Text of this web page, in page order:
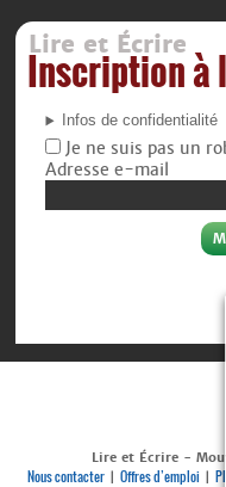
Lire et Écrire
Inscription à
Infos de confidentialité
Je ne suis pas un
Adresse e-mail
Lire et Écrire -
Nous contacter| Offres d’emploi